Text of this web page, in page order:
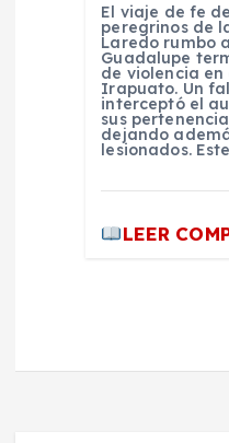
El viaje de fe
peregrinos de
Laredo rumbo
Guadalupe
de violencia
Irapuato. Un
interceptó el
sus
dejando
lesionados.
LEER